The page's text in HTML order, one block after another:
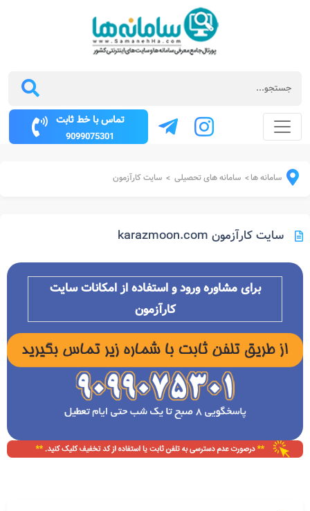
تماس با خط ثابت
9099075301
سامانه ها> سامانه های تحصیلی > سایت کارآزمون
سایت کارآزمون karazmoon.com
برای مشاوره ورود و استفاده از امکانات سایت
کارآزمون